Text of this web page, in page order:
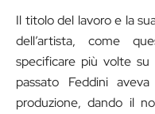
Il titolo del lavoro e la
dell’artista, come
specificare più volte su
passato Feddini
produzione, dando il